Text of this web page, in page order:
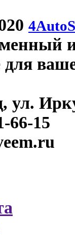
ул.
66-15